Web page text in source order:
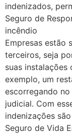
indenizados,
Seguro de
incêndio
Empresas estão
terceiros, seja
suas instalações
exemplo, um
escorregando
judicial. Com
indenizações
Seguro de Vida